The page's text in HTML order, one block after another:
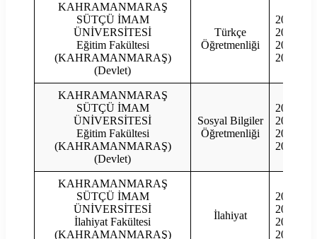
KAHRAMANMARAŞ
SÜTÇÜ İMAM
ÜNİVERSİTESİ
Eğitim Fakültesi
(KAHRAMANMARAŞ)
(Devlet)
Türkçe
Öğretmenliği
2023
2022
2021
2020
KAHRAMANMARAŞ
SÜTÇÜ İMAM
ÜNİVERSİTESİ
Eğitim Fakültesi
(KAHRAMANMARAŞ)
(Devlet)
Sosyal Bilgiler
Öğretmenliği
2023
2022
2021
2020
KAHRAMANMARAŞ
SÜTÇÜ İMAM
ÜNİVERSİTESİ
İlahiyat Fakültesi
(KAHRAMANMARAŞ)
İlahiyat
2023
2022
2021
2020